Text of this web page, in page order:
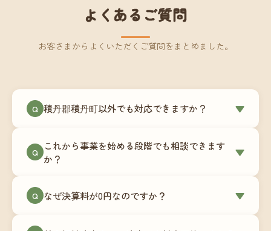
よくあるご質問
お客さまからよくいただくご質問をまとめました。
Q 積丹郡積丹町以外でも対応できますか？ ▼
す。Zoomやチャットツールを使ったオンラインで
のやり取りが中心ですので、地域を問わずサポー
地域の事業者さまにご利用いただいています。
Q
これから事業を始める段階でも相談できます
か？
▼
180,000円〜）をご用意しています。事業計画の段
Q なぜ決算料が0円なのですか？ ▼